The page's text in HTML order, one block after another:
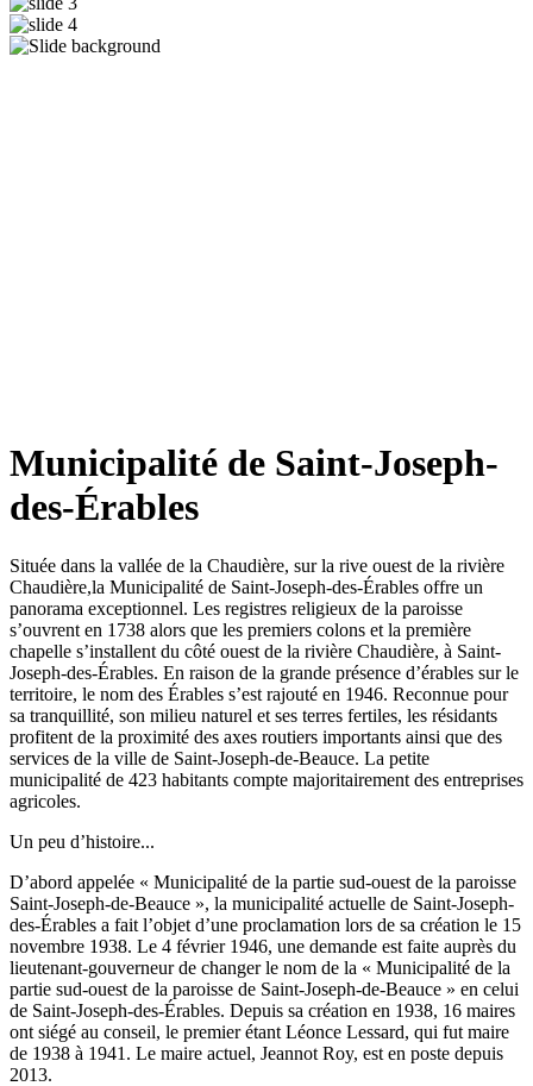
Municipalité de Saint-Joseph-
des-Érables
Située dans la vallée de la Chaudière, sur la rive ouest de la rivière
Chaudière,la Municipalité de Saint-Joseph-des-Érables offre un
panorama exceptionnel. Les registres religieux de la paroisse
s’ouvrent en 1738 alors que les premiers colons et la première
chapelle s’installent du côté ouest de la rivière Chaudière, à Saint-
Joseph-des-Érables. En raison de la grande présence d’érables sur le
territoire, le nom des Érables s’est rajouté en 1946. Reconnue pour
sa tranquillité, son milieu naturel et ses terres fertiles, les résidants
profitent de la proximité des axes routiers importants ainsi que des
services de la ville de Saint-Joseph-de-Beauce. La petite
municipalité de 423 habitants compte majoritairement des entreprises
agricoles.
Un peu d’histoire...
D’abord appelée « Municipalité de la partie sud-ouest de la paroisse
Saint-Joseph-de-Beauce », la municipalité actuelle de Saint-Joseph-
des-Érables a fait l’objet d’une proclamation lors de sa création le 15
novembre 1938. Le 4 février 1946, une demande est faite auprès du
lieutenant-gouverneur de changer le nom de la « Municipalité de la
partie sud-ouest de la paroisse de Saint-Joseph-de-Beauce » en celui
de Saint-Joseph-des-Érables. Depuis sa création en 1938, 16 maires
ont siégé au conseil, le premier étant Léonce Lessard, qui fut maire
de 1938 à 1941. Le maire actuel, Jeannot Roy, est en poste depuis
2013.